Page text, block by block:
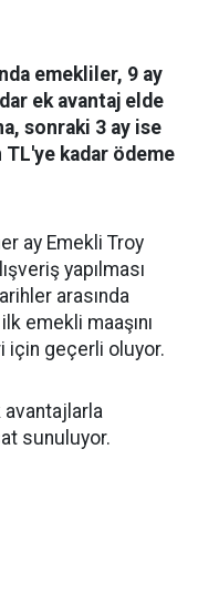
emekliler, 9 ay
ek avantaj elde
sonraki 3 ay ise
TL'ye kadar ödeme
ay Emekli Troy
yapılması
arasında
emekli maaşını
için geçerli oluyor.
sunuluyor.